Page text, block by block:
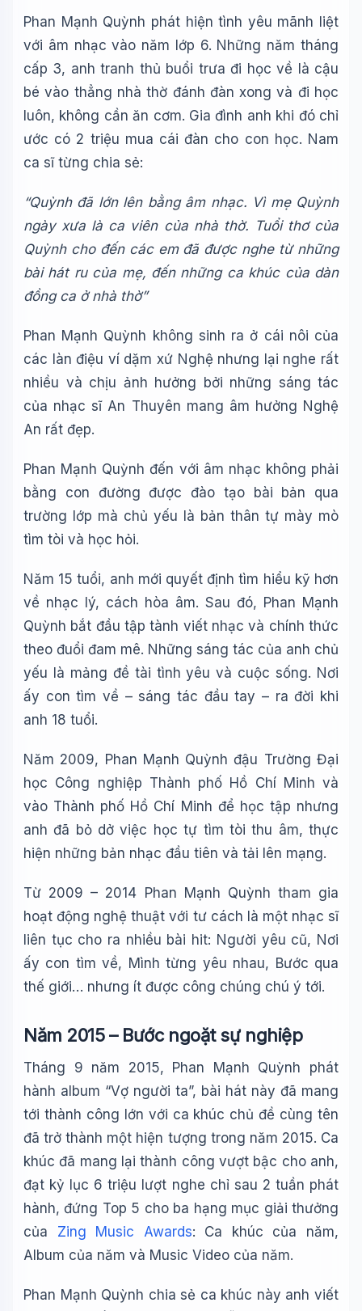
Phan Mạnh Quỳnh phát hiện tình yêu mãnh liệt
với âm nhạc vào năm lớp 6. Những năm tháng
cấp 3, anh tranh thủ buổi trưa đi học về là cậu
bé vào thẳng nhà thờ đánh đàn xong và đi học
luôn, không cần ăn cơm. Gia đình anh khi đó chỉ
ước có 2 triệu mua cái đàn cho con học. Nam
ca sĩ từng chia sẻ:
“Quỳnh đã lớn lên bằng âm nhạc. Vì mẹ Quỳnh
ngày xưa là ca viên của nhà thờ. Tuổi thơ của
Quỳnh cho đến các em đã được nghe từ những
bài hát ru của mẹ, đến những ca khúc của dàn
đồng ca ở nhà thờ”
Phan Mạnh Quỳnh không sinh ra ở cái nôi của
các làn điệu ví dặm xứ Nghệ nhưng lại nghe rất
nhiều và chịu ảnh hưởng bởi những sáng tác
của nhạc sĩ An Thuyên mang âm hưởng Nghệ
An rất đẹp.
Phan Mạnh Quỳnh đến với âm nhạc không phải
bằng con đường được đào tạo bài bản qua
trường lớp mà chủ yếu là bản thân tự mày mò
tìm tòi và học hỏi.
Năm 15 tuổi, anh mới quyết định tìm hiểu kỹ hơn
về nhạc lý, cách hòa âm. Sau đó, Phan Mạnh
Quỳnh bắt đầu tập tành viết nhạc và chính thức
theo đuổi đam mê. Những sáng tác của anh chủ
yếu là mảng đề tài tình yêu và cuộc sống. Nơi
ấy con tìm về – sáng tác đầu tay – ra đời khi
anh 18 tuổi.
Năm 2009, Phan Mạnh Quỳnh đậu Trường Đại
học Công nghiệp Thành phố Hồ Chí Minh và
vào Thành phố Hồ Chí Minh để học tập nhưng
anh đã bỏ dở việc học tự tìm tòi thu âm, thực
hiện những bản nhạc đầu tiên và tải lên mạng.
Từ 2009 – 2014 Phan Mạnh Quỳnh tham gia
hoạt động nghệ thuật với tư cách là một nhạc sĩ
liên tục cho ra nhiều bài hit: Người yêu cũ, Nơi
ấy con tìm về, Mình từng yêu nhau, Bước qua
thế giới… nhưng ít được công chúng chú ý tới.
Năm 2015 – Bước ngoặt sự nghiệp
Tháng 9 năm 2015, Phan Mạnh Quỳnh phát
hành album “Vợ người ta”, bài hát này đã mang
tới thành công lớn với ca khúc chủ đề cùng tên
đã trở thành một hiện tượng trong năm 2015. Ca
khúc đã mang lại thành công vượt bậc cho anh,
đạt kỷ lục 6 triệu lượt nghe chỉ sau 2 tuần phát
hành, đứng Top 5 cho ba hạng mục giải thưởng
của Zing Music Awards: Ca khúc của năm,
Album của năm và Music Video của năm.
Phan Mạnh Quỳnh chia sẻ ca khúc này anh viết
Xin chào!
Tôi là trợ lý AI của TuDienWiki. Hãy hỏi tôi bất kỳ điều gì
về các bài viết trên Wiki!
🔬 Albert Einstein